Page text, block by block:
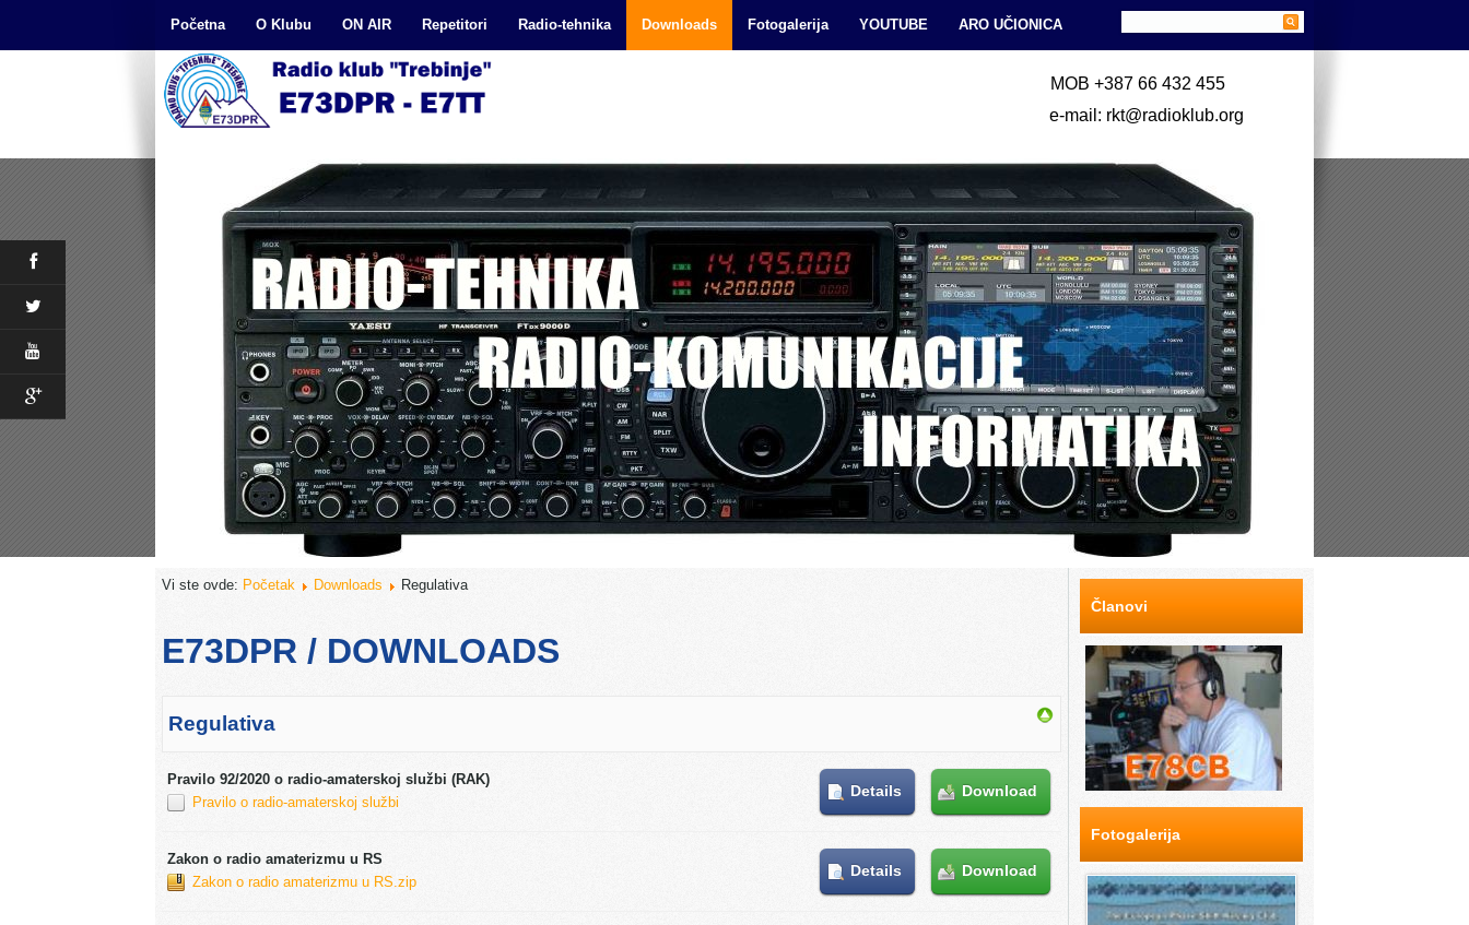
MOB +387 66 432 455
e-mail: rkt@radioklub.org
Početna O Klubu ON AIR Repetitori Radio-tehnika Downloads Fotogalerija YOUTUBE ARO UČIONICA
Vi ste ovde: Početak Downloads Regulativa
E73DPR / DOWNLOADS
Regulativa
Pravilo 92/2020 o radio-amaterskoj službi (RAK)
Pravilo o radio-amaterskoj službi
Download
Details
Zakon o radio amaterizmu u RS
Zakon o radio amaterizmu u RS.zip
Download
Details
Članovi
Fotogalerija